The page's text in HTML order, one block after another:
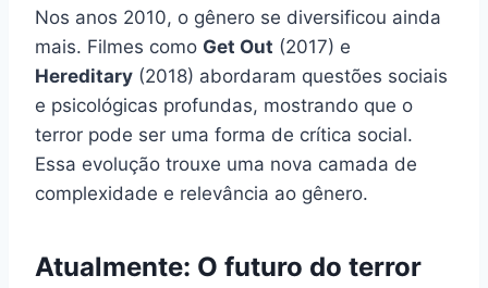
Nos anos 2010, o gênero se diversificou ainda
mais. Filmes como Get Out (2017) e
Hereditary (2018) abordaram questões sociais
e psicológicas profundas, mostrando que o
terror pode ser uma forma de crítica social.
Essa evolução trouxe uma nova camada de
complexidade e relevância ao gênero.
Atualmente: O futuro do terror